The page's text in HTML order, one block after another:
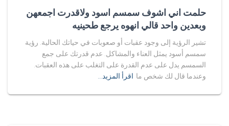
حلمت اني اشوف سمسم اسود ولاقدرت اجمعهن
وبعدين واحد قالي انهوه يرجع طحينيه
تشير الرؤية إلى وجود عقبات أو صعوبات في حياتك الحالية. رؤية
سمسم أسود يمثل العناء والمشاكل. عدم قدرتك على جمع
السمسم يدل على عدم القدرة على التغلب على هذه العقبات.
وعندما قال لك شخص ما اقرأ المزيد…